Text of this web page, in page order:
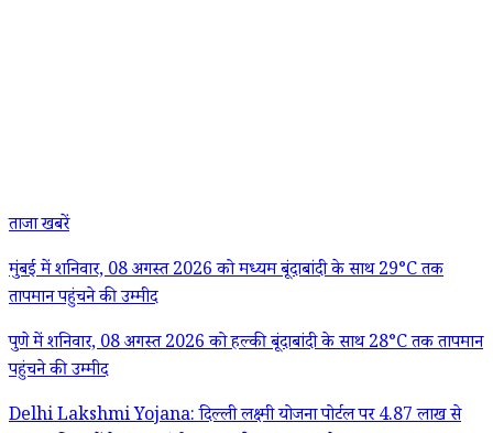
ताजा खबरें
मुंबई में शनिवार, 08 अगस्त 2026 को मध्यम बूंदाबांदी के साथ 29°C तक
तापमान पहुंचने की उम्मीद
पुणे में शनिवार, 08 अगस्त 2026 को हल्की बूंदाबांदी के साथ 28°C तक तापमान
पहुंचने की उम्मीद
Delhi Lakshmi Yojana: दिल्ली लक्ष्मी योजना पोर्टल पर 4.87 लाख से